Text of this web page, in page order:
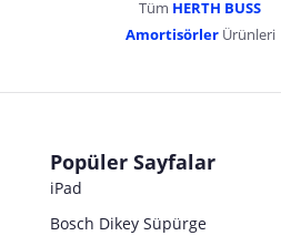
Tüm HERTH BUSS
AmortisörlerÜrünleri
Popüler Sayfalar
iPad
Bosch Dikey Süpürge